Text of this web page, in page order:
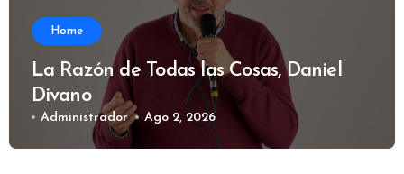
Home
La Razón de Todas las Cosas, Daniel
Divano
Administrador Ago 2, 2026